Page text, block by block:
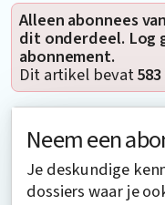
Alleen abonnees
dit onderdeel. Log
abonnement.
Dit artikel bevat
Neem een
Je deskundige
dossiers waar je